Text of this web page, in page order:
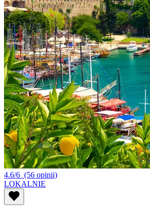
4.6/6 (56 opinii)
LOKALNIE